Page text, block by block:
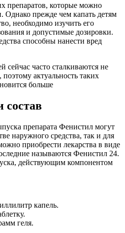
препаратов, которые можно
Однако прежде чем капать детям
необходимо изучить его
и допустимые дозировки.
способны нанести вред
препарата Фенистил могут
наружного средства, так и для
приобрести лекарства в виде
называются Фенистил 24.
действующим компонентом
капель.
геля.